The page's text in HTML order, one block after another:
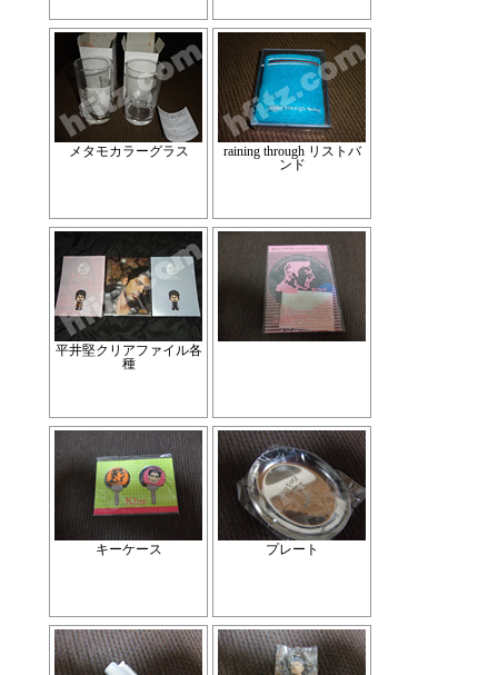
メタモカラーグラス
raining through リストバ
ンド
平井堅クリアファイル各
種
キーケース プレート